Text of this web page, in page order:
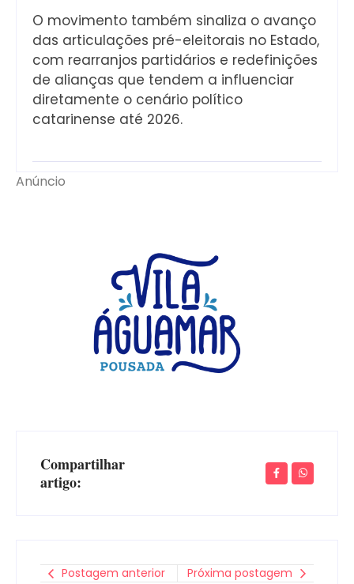
O movimento também sinaliza o avanço
das articulações pré-eleitorais no Estado,
com rearranjos partidários e redefinições
de alianças que tendem a influenciar
diretamente o cenário político
catarinense até 2026.
Anúncio
Compartilhar
artigo:
Postagem anterior Próxima postagem